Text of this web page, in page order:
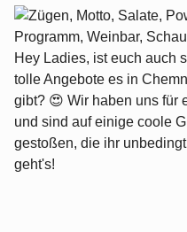
Hey Ladies, ist euch auch
tolle Angebote es in
gibt? 😍 Wir haben uns für
und sind auf einige coole
gestoßen, die ihr
geht's!